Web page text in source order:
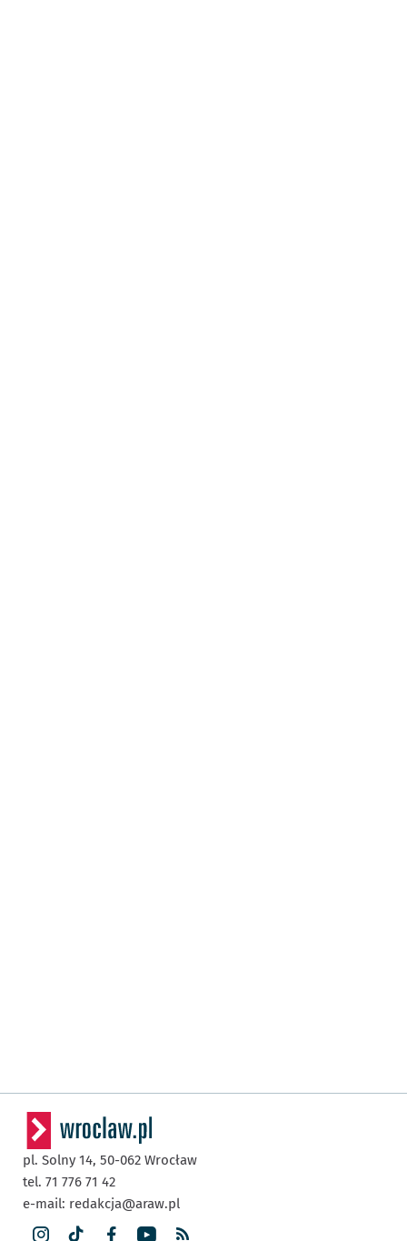
pl. Solny 14, 50-062 Wrocław
tel. 71 776 71 42
e-mail: redakcja@araw.pl